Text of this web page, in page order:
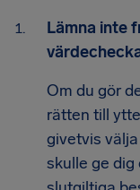
Lämna inte
Om du gör
rätten till
givetvis
skulle ge